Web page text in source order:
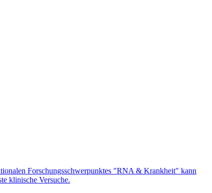
Forschungsschwerpunktes "RNA & Krankheit" kann
klinische Versuche.